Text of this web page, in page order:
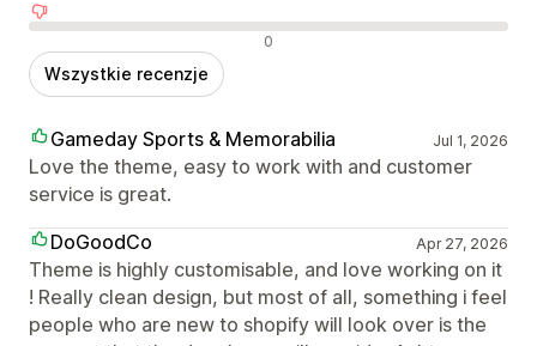
Negatywne recenzje 0
Wszystkie recenzje
Gameday Sports & Memorabilia Jul 1, 2026
Love the theme, easy to work with and customer
service is great.
DoGoodCo
Apr 27, 2026
Theme is highly customisable, and love working on it
! Really clean design, but most of all, something i feel
people who are new to shopify will look over is the